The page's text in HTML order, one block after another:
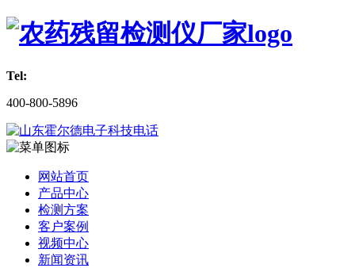
Tel:
400-800-5896
网站首页
产品中心
检测方案
客户案例
视频中心
新闻资讯